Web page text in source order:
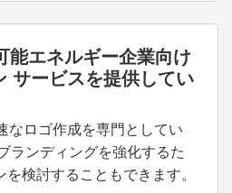
エネルギー企業向け
サービスを提供してい
なロゴ作成を専門としてい
ランディングを強化するた
検討することもできます。